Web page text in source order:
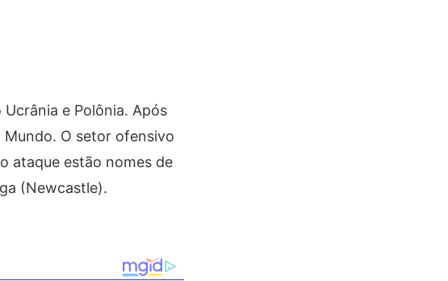
e Polônia. Após
Mundo. O setor ofensivo
ataque estão nomes de
(Newcastle).